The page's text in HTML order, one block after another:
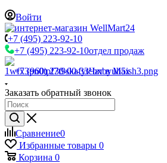
Войти
+7 (495) 223-92-10
+7 (495) 223-92-10отдел продаж
+7 (960) 230-00-33Чат в Max
Заказать обратный звонок
Сравнение0
Избранные товары 0
Корзина 0